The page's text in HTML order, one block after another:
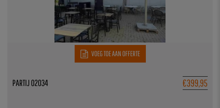
VOEG TOE AAN OFFERTE
€399,95
PARTIJ 02034